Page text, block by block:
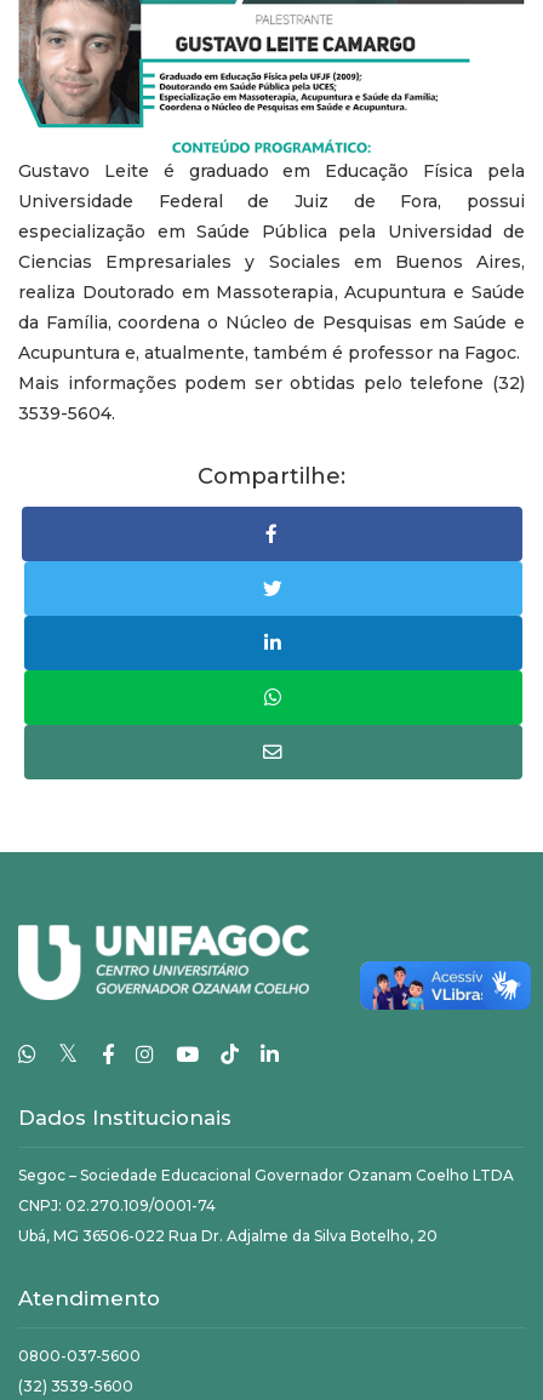
Gustavo Leite é graduado em Educação Física pela
Universidade Federal de Juiz de Fora, possui
especialização em Saúde Pública pela Universidad de
Ciencias Empresariales y Sociales em Buenos Aires,
realiza Doutorado em Massoterapia, Acupuntura e Saúde
da Família, coordena o Núcleo de Pesquisas em Saúde e
Acupuntura e, atualmente, também é professor na Fagoc.
Mais informações podem ser obtidas pelo telefone (32)
3539-5604.
Compartilhe:
𝕏
Dados Institucionais
Segoc – Sociedade Educacional Governador Ozanam Coelho LTDA
CNPJ: 02.270.109/0001-74
Ubá, MG 36506-022 Rua Dr. Adjalme da Silva Botelho, 20
Atendimento
0800-037-5600
(32) 3539-5600